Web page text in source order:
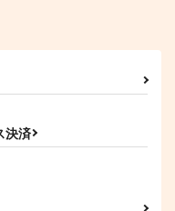
俺のこと、好きになら
ないで
825円（税込）
決済